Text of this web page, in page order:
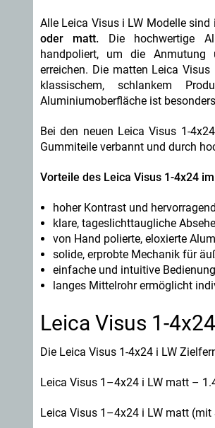
Alle Leica Visus i LW Modelle
oder matt. Die hochwertige
handpoliert, um die Anmutung
erreichen. Die matten Leica
klassischem, schlankem
Aluminiumoberfläche ist
Bei den neuen Leica Visus 1-
Gummiteile verbannt und durch
Vorteile des Leica Visus 1-4x24
hoher Kontrast und
klare, tageslichttaugliche
von Hand polierte, eloxierte
solide, erprobte Mechanik für
einfache und intuitive
langes Mittelrohr ermöglicht
Leica Visus 1-
Die Leica Visus 1-4x24 i LW
Leica Visus 1–4x24 i LW matt –
Leica Visus 1–4x24 i LW matt (mit